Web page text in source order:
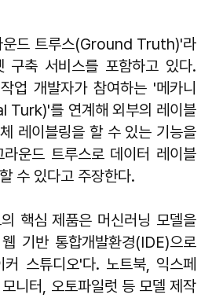
운드 트루스(Ground Truth)'라
구축 서비스를 포함하고 있다.
업 개발자가 참여하는 '메카니
를 연계해 외부의 레이블
레이블링을 할 수 있는 기능을
운드 트루스로 데이터 레이블
수 있다고 주장한다.
핵심 제품은 머신러닝 모델을
기반 통합개발환경(IDE)으로
커 스튜디오'다. 노트북, 익스페
니터, 오토파일럿 등 모델 제작